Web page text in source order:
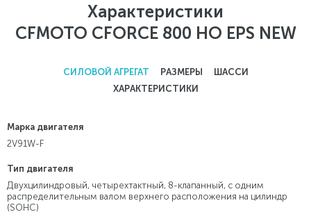
Характеристики
CFMOTO CFORCE 800 HO EPS NEW
СИЛОВОЙ АГРЕГАТ РАЗМЕРЫ
ШАССИ
ХАРАКТЕРИСТИКИ
Марка двигателя
2V91W-F
Тип двигателя
Двухцилиндровый, четырехтактный, 8-клапанный, с одним
распределительным валом верхнего расположения на цилиндр
(SOHC)